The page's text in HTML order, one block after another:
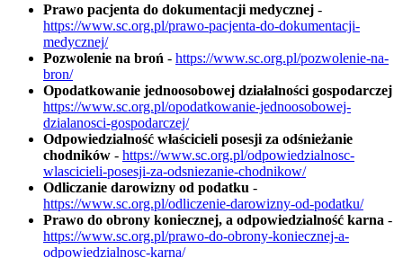
Prawo pacjenta do dokumentacji medycznej -
https://www.sc.org.pl/prawo-pacjenta-do-dokumentacji-
medycznej/
Pozwolenie na broń - https://www.sc.org.pl/pozwolenie-na-
bron/
Opodatkowanie jednoosobowej działalności gospodarczej
https://www.sc.org.pl/opodatkowanie-jednoosobowej-
dzialanosci-gospodarczej/
Odpowiedzialność właścicieli posesji za odśnieżanie
chodników - https://www.sc.org.pl/odpowiedzialnosc-
wlascicieli-posesji-za-odsniezanie-chodnikow/
Odliczanie darowizny od podatku -
https://www.sc.org.pl/odliczenie-darowizny-od-podatku/
Prawo do obrony koniecznej, a odpowiedzialność karna -
https://www.sc.org.pl/prawo-do-obrony-koniecznej-a-
odpowiedzialnosc-karna/